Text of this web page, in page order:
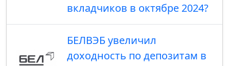
вкладчиков в октябре 2024?
БЕЛВЭБ увеличил
доходность по депозитам в